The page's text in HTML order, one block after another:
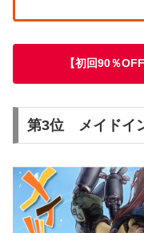
【初回90％
第3位 メイドイ